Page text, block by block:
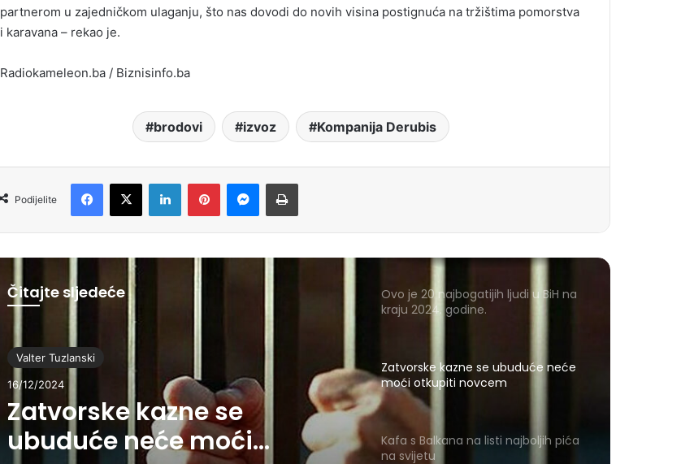
partnerom u zajedničkom ulaganju, što nas dovodi do novih visina postignuća na tržištima pomorstva
i karavana – rekao je.
Radiokameleon.ba / Biznisinfo.ba
brodovi izvoz Kompanija Derubis
Podijelite
Čitajte sljedeće
Valter Tuzlanski
16/12/2024
Zatvorske kazne se
ubuduće neće moći
Ovo je 20 najbogatijih ljudi u BiH na
kraju 2024. godine.
Zatvorske kazne se ubuduće neće
moći otkupiti novcem
Kafa s Balkana na listi najboljih pića
na svijetu